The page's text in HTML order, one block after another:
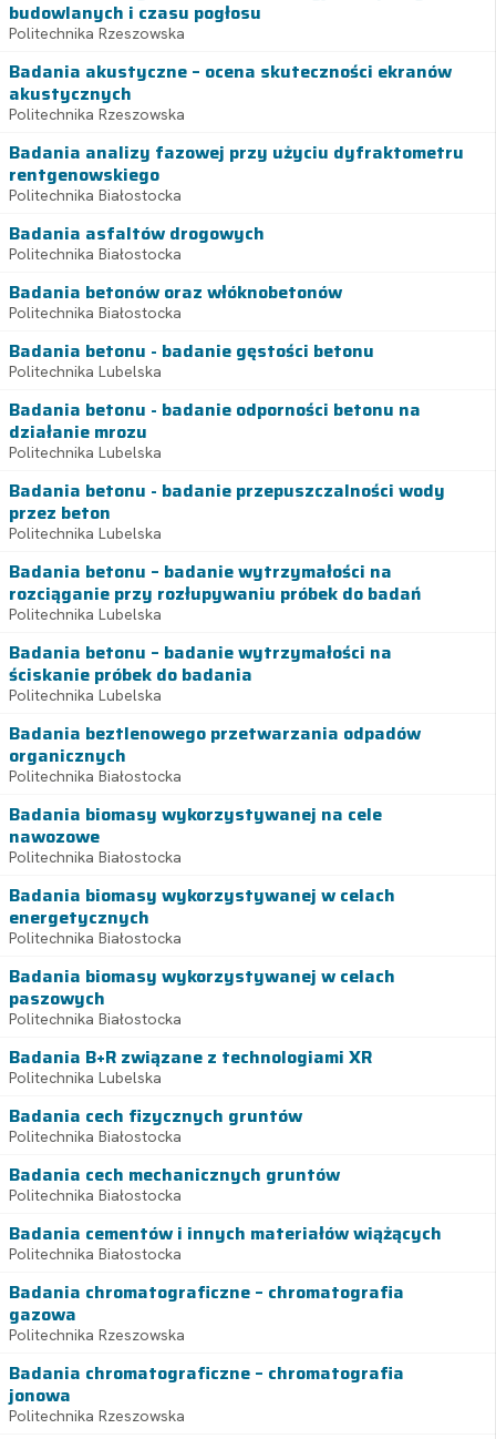
budowlanych i czasu pogłosu
Politechnika Rzeszowska
Badania akustyczne – ocena skuteczności ekranów
akustycznych
Politechnika Rzeszowska
Badania analizy fazowej przy użyciu dyfraktometru
rentgenowskiego
Politechnika Białostocka
Badania asfaltów drogowych
Politechnika Białostocka
Badania betonów oraz włóknobetonów
Politechnika Białostocka
Badania betonu - badanie gęstości betonu
Politechnika Lubelska
Badania betonu - badanie odporności betonu na
działanie mrozu
Politechnika Lubelska
Badania betonu - badanie przepuszczalności wody
przez beton
Politechnika Lubelska
Badania betonu – badanie wytrzymałości na
rozciąganie przy rozłupywaniu próbek do badań
Politechnika Lubelska
Badania betonu – badanie wytrzymałości na
ściskanie próbek do badania
Politechnika Lubelska
Badania beztlenowego przetwarzania odpadów
organicznych
Politechnika Białostocka
Badania biomasy wykorzystywanej na cele
nawozowe
Politechnika Białostocka
Badania biomasy wykorzystywanej w celach
energetycznych
Politechnika Białostocka
Badania biomasy wykorzystywanej w celach
paszowych
Politechnika Białostocka
Badania B+R związane z technologiami XR
Politechnika Lubelska
Badania cech fizycznych gruntów
Politechnika Białostocka
Badania cech mechanicznych gruntów
Politechnika Białostocka
Badania cementów i innych materiałów wiążących
Politechnika Białostocka
Badania chromatograficzne – chromatografia
gazowa
Politechnika Rzeszowska
Badania chromatograficzne – chromatografia
jonowa
Politechnika Rzeszowska